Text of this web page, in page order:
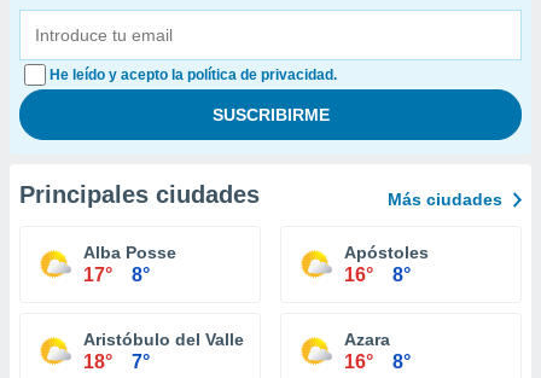
He leído y acepto la política de privacidad.
Principales ciudades Más ciudades
Alba Posse
17° 8°
Apóstoles
16° 8°
Aristóbulo del Valle
18° 7°
Azara
16° 8°